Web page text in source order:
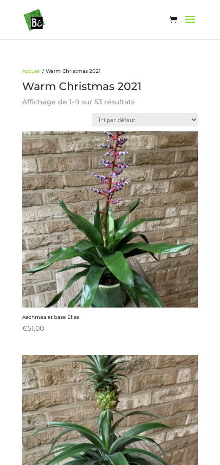
Accueil / Warm Christmas 2021
Warm Christmas 2021
Affichage de 1–9 sur 53 résultats
Aechmea et base Elise
€51,00